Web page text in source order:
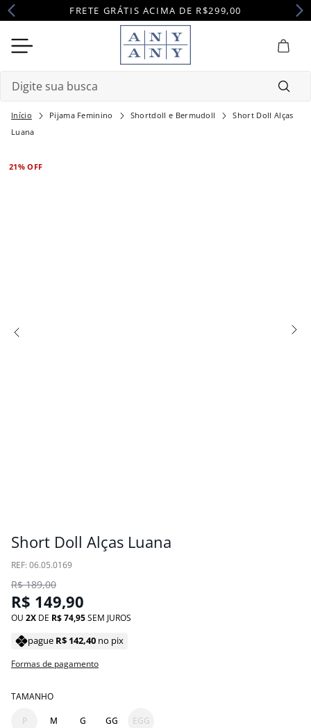
FRETE GRÁTIS ACIMA DE R$299,00
Pijama Feminino Shortdoll e Bermudoll
Short Doll Alças
Luana
21%OFF
Short Doll Alças Luana
: 06.05.0169
R$ 189,00
R$ 149,90
OU 2 DE R$74,95SEM JUROS
pague R$ 142,40 no pix
Formas de pagamento
TAMANHO
P M G GG EGG
Termos mais buscados
2º maternidade